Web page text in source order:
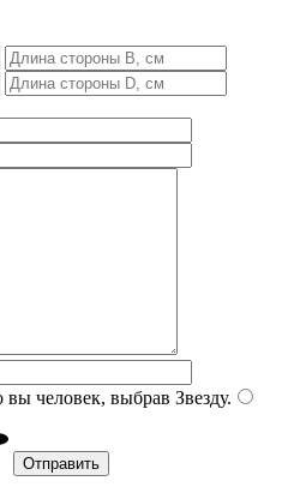
вы человек, выбрав Звезду.